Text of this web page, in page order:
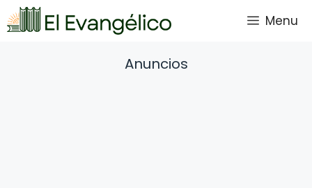
Saltar
al
Menu
Anuncios